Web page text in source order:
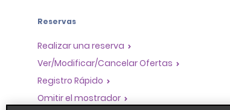
Reservas
Realizar una reserva
Ver/Modificar/Cancelar Ofertas
Registro Rápido
Omitir el mostrador